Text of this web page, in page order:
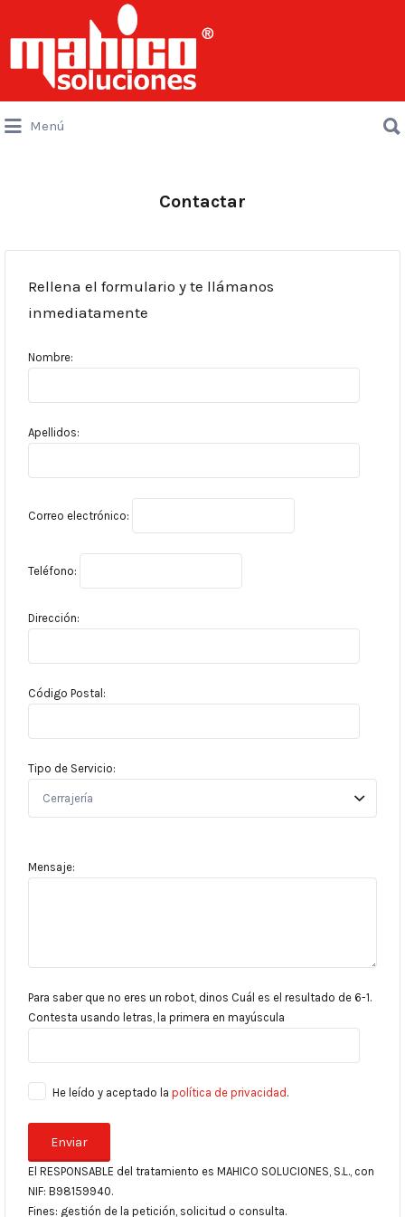
por:
Menú
por:
Contactar
Rellena el formulario y te llámanos
inmediatamente
Nombre:
Apellidos:
Correo electrónico:
Teléfono:
Dirección:
Código Postal:
Tipo de Servicio:
Mensaje:
Para saber que no eres un robot, dinos Cuál es el resultado de 6-1.
Contesta usando letras, la primera en mayúscula
He leído y aceptado la política de privacidad.
El RESPONSABLE del tratamiento es MAHICO SOLUCIONES, S.L., con
NIF: B98159940.
Fines: gestión de la petición, solicitud o consulta.